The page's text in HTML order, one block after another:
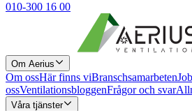
010-300 16 00
Om Aerius
Om ossHär finns viBranschsamarbeten
ossVentilationsbloggenFrågor och svar
Våra tjänster